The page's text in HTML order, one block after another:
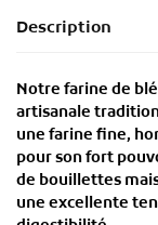
Description
Notre farine de blé
artisanale
une farine fine,
pour sonfort
de bouillettes
une excellente